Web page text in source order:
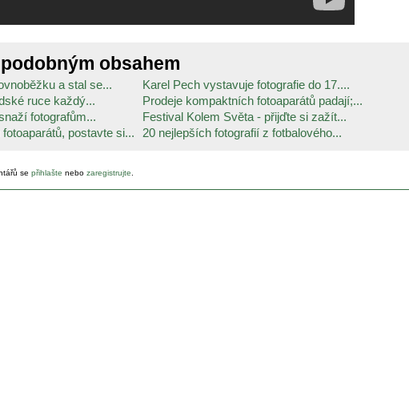
obsahem
a stal se...
Karel Pech vystavuje fotografie do 17....
ruce každý...
Prodeje kompaktních fotoaparátů padají;...
fotografům...
Festival Kolem Světa - přijďte si zažít...
postavte si...
20 nejlepších fotografií z fotbalového...
se přihlašte nebo zaregistrujte